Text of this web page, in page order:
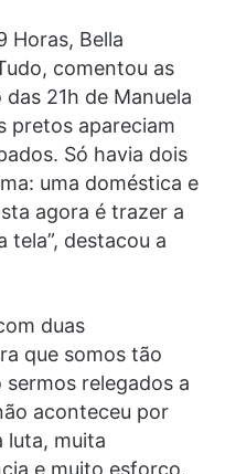
Horas, Bella
comentou as
21h de Manuela
pretos apareciam
Só havia dois
uma doméstica e
agora é trazer a
tela”, destacou a
duas
que somos tão
relegados a
aconteceu por
luta, muita
e muito esforço.